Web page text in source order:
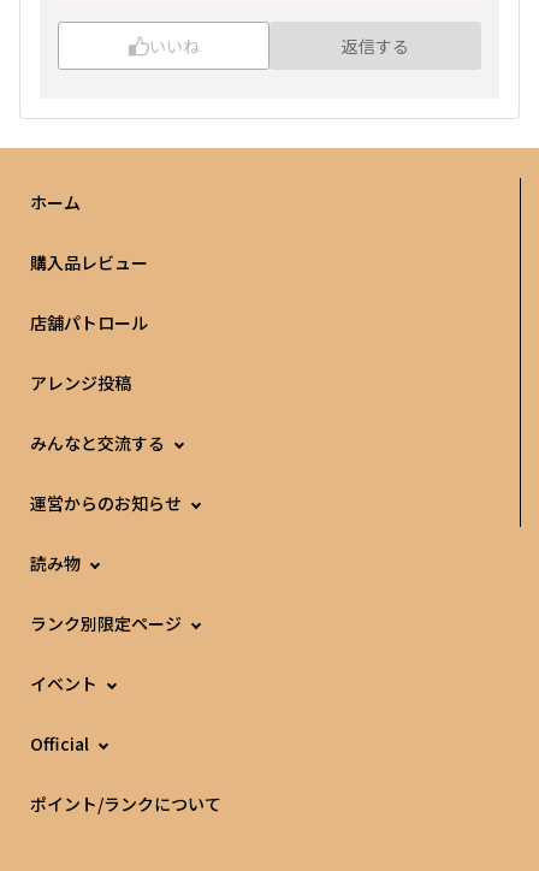
いいね 返信する
ホーム
購入品レビュー
店舗パトロール
アレンジ投稿
みんなと交流する
運営からのお知らせ
読み物
ランク別限定ページ
イベント
Official
ポイント/ランクについて